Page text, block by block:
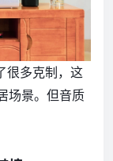
很多克制，这
场景。但音质